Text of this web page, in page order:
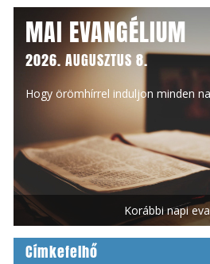
MAI EVANGÉLIUM
2026. AUGUSZTUS 8.
Hogy örömhírrel induljon minden
Korábbi napi
Címkefelhő